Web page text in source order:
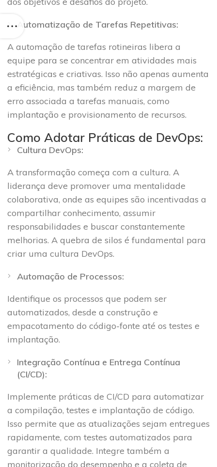
Automatização de Tarefas Repetitivas:
A automação de tarefas rotineiras libera a
equipe para se concentrar em atividades mais
estratégicas e criativas. Isso não apenas aumenta
a eficiência, mas também reduz a margem de
erro associada a tarefas manuais, como
implantação e provisionamento de recursos.
Como Adotar Práticas de DevOps:
Cultura DevOps:
A transformação começa com a cultura. A
liderança deve promover uma mentalidade
colaborativa, onde as equipes são incentivadas a
compartilhar conhecimento, assumir
responsabilidades e buscar constantemente
melhorias. A quebra de silos é fundamental para
criar uma cultura DevOps.
Automação de Processos:
Identifique os processos que podem ser
automatizados, desde a construção e
empacotamento do código-fonte até os testes e
implantação.
Integração Contínua e Entrega Contínua
(CI/CD):
Implemente práticas de CI/CD para automatizar
a compilação, testes e implantação de código.
Isso permite que as atualizações sejam entregues
rapidamente, com testes automatizados para
garantir a qualidade. Integre também a
monitorização do desempenho e a coleta de